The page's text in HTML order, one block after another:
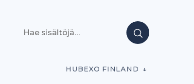
HUBEXO FINLAND